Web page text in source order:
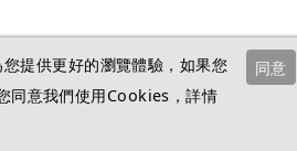
同意
提供更好的瀏覽體驗，如果您
同意我們使用Cookies，詳情